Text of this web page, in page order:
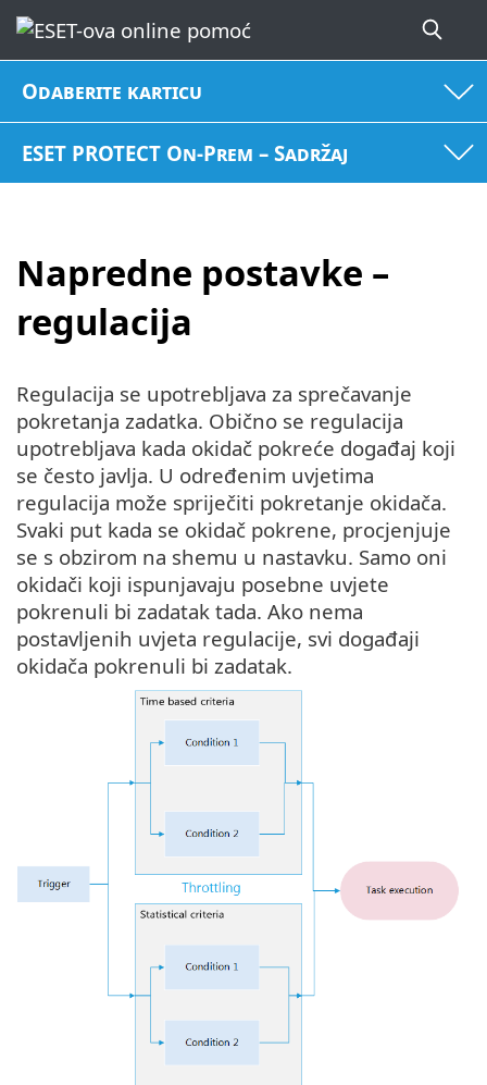
Odaberite karticu
ESET PROTECT On-Prem – Sadržaj
Napredne postavke –
regulacija
Regulacija se upotrebljava za sprečavanje
pokretanja zadatka. Obično se regulacija
upotrebljava kada okidač pokreće događaj koji
se često javlja. U određenim uvjetima
regulacija može spriječiti pokretanje okidača.
Svaki put kada se okidač pokrene, procjenjuje
se s obzirom na shemu u nastavku. Samo oni
okidači koji ispunjavaju posebne uvjete
pokrenuli bi zadatak tada. Ako nema
postavljenih uvjeta regulacije, svi događaji
okidača pokrenuli bi zadatak.